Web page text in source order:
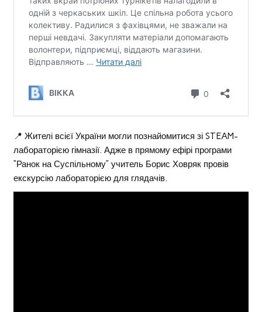
📍 Жителі всієї України могли познайомитися зі STEAM-
лабораторією гімназії. Адже в прямому ефірі програми
“Ранок на Суспільному” учитель Борис Ховряк провів
екскурсію лабораторією для глядачів.